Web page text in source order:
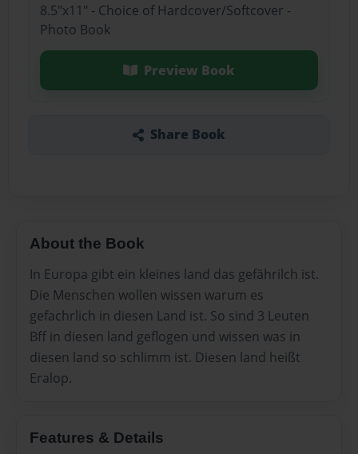
8.5"x11" - Choice of Hardcover/Softcover -
Photo Book
Preview Book
Share Book
About the Book
In Europa gibt ein kleines land das gefährilch ist.
Die Menschen wollen wissen warum es
gefachrlich in diesen Land ist. So sind 3 Leuten
Bff in diesen land geflogen und wissen was in
diesen land so schlimm ist. Diesen land heißt
Eralop.
Features & Details